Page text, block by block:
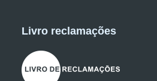
Livro reclamações